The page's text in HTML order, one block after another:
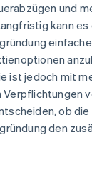
und
kann es
ist jedoch mit
Verpflichtungen
ob
den